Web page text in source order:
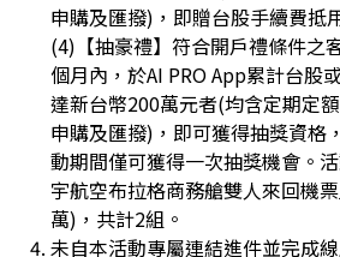
申購及匯撥)，即贈台股手續費抵
(4)【抽豪禮】符合開戶禮條件之
個月內，於AI PRO App累計台股
達新台幣200萬元者(均含定期定
申購及匯撥)，即可獲得抽獎資格
動期間僅可獲得一次抽獎機會。
宇航空布拉格商務艙雙人來回機
萬)，共計2組。
未自本活動專屬連結進件並完成